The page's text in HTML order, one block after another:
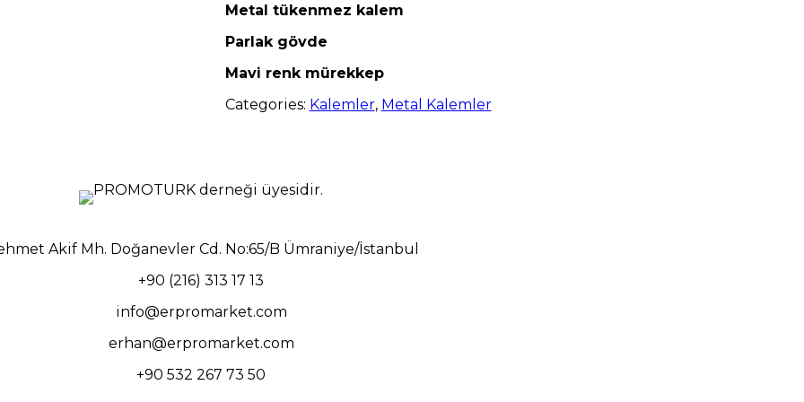
Metal tükenmez kalem
Parlak gövde
Mavi renk mürekkep
Categories: Kalemler, Metal Kalemler
Akif Mh. Doğanevler Cd. No:65/B Ümraniye/İstanbul
+90 (216) 313 17 13
info@erpromarket.com
erhan@erpromarket.com
+90 532 267 73 50